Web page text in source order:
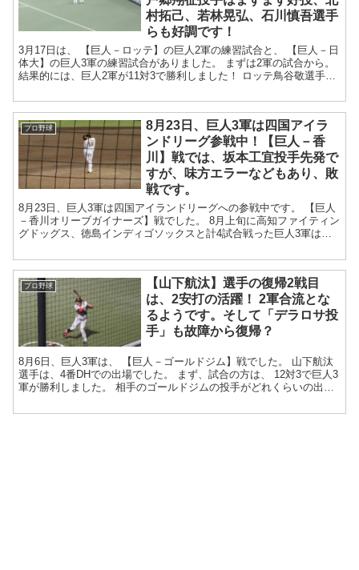
村拓己、若林晃弘、石川慎吾選手
らも好調です！
3月17日は、 【巨人－ロッテ】の巨人2軍の練習試合と、 【巨人－日
体大】の巨人3軍の練習試合がありました。 まずは2軍の試合から。
結果的には、巨人2軍が11対3で勝利しました！ ロッテ鳥谷敬選手が
プロ野球
8月23日、巨人3軍は四国アイラ
ンドリーグ参戦中！【巨人－香
川】戦では、坂本工宜投手先発で
すが、味方エラーなどもあり、敗
戦です。
8月23日、巨人3軍は四国アイランドリーグへの参戦中です。 【巨人
－香川オリーブガイナーズ】戦でした。 8月上旬に高知ファイティン
グドッグス、徳島インディゴソックスと計4試合戦った巨人3軍は、
プロ野球
【山下航汰】選手の復帰2戦目
は、2安打の活躍！ 2軍合流とな
るようです。そして「デラロサ投
手」も故障から復帰？
8月6日、巨人3軍は、 【巨人－ゴールドジム】戦でした。 山下航汰
選手は、4番DHでの出場でした。 まず、試合の方は、 12対3で巨人3
軍が勝利しました。 相手のゴールドジムの投手がどれくらいの出来